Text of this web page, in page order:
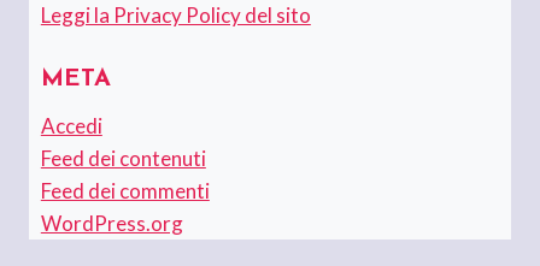
Leggi la Privacy Policy del sito
META
Accedi
Feed dei contenuti
Feed dei commenti
WordPress.org